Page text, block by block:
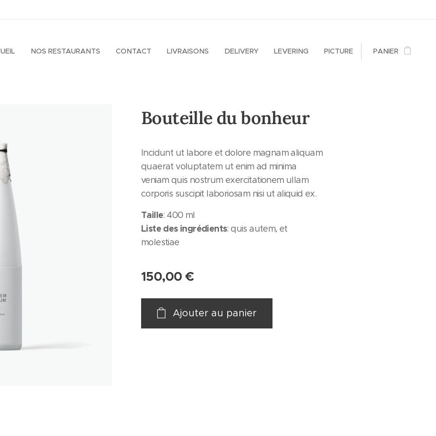
NOS RESTAURANTS CONTACT LIVRAISONS DELIVERY LEVERING PICTURE PANIER
Bouteille du bonheur
Incidunt ut labore et dolore magnam aliquam
quaerat voluptatem ut enim ad minima
veniam quis nostrum exercitationem ullam
corporis suscipit laboriosam nisi ut aliquid ex.
Taille: 400 ml
Liste des ingrédients: quis autem, et
molestiae
150,00 €
Ajouter au panier